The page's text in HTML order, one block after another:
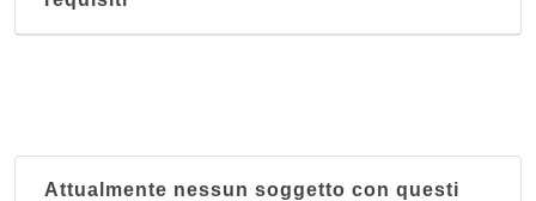
Attualmente nessun soggetto con questi